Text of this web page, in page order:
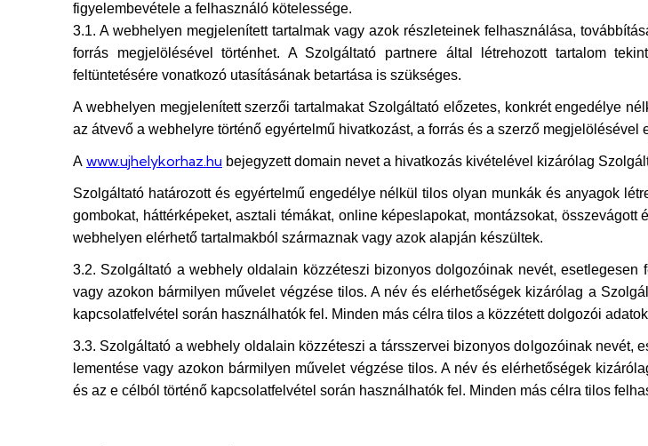
figyelembevétele a felhasználó kötelessége.
3.1. A webhelyen megjelenített tartalmak vagy azok részleteinek felhasználása,
forrás megjelölésével történhet. A Szolgáltató partnere által létrehozott tartalom
feltüntetésére vonatkozó utasításának betartása is szükséges.
A webhelyen megjelenített szerzői tartalmakat Szolgáltató előzetes, konkrét engedélye
az átvevő a webhelyre történő egyértelmű hivatkozást, a forrás és a szerző megjelölésével
A www.ujhelykorhaz.hu bejegyzett domain nevet a hivatkozás kivételével kizárólag
Szolgáltató határozott és egyértelmű engedélye nélkül tilos olyan munkák és anyagok
gombokat, háttérképeket, asztali témákat, online képeslapokat, montázsokat,
webhelyen elérhető tartalmakból származnak vagy azok alapján készültek.
3.2. Szolgáltató a webhely oldalain közzéteszi bizonyos dolgozóinak nevét,
vagy azokon bármilyen művelet végzése tilos. A név és elérhetőségek kizárólag a
kapcsolatfelvétel során használhatók fel. Minden más célra tilos a közzétett dolgozói
3.3. Szolgáltató a webhely oldalain közzéteszi a társszervei bizonyos dolgozóinak nevét,
lementése vagy azokon bármilyen művelet végzése tilos. A név és elérhetőségek
és az e célból történő kapcsolatfelvétel során használhatók fel. Minden más célra tilos